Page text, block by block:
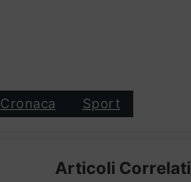
Cronaca Sport
Articoli Correlati